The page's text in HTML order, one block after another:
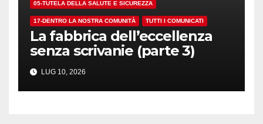
05-TUTELA DELLA SALUTE E SICUREZZA
17-DENTRO LA NOSTRA COMUNITÀ TUTTI I COMUNICATI
La fabbrica dell’eccellenza
senza scrivanie (parte 3)
LUG 10, 2026